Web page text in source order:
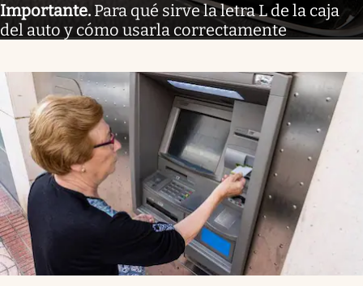
Importante. Para qué sirve la letra L de la caja
del auto y cómo usarla correctamente